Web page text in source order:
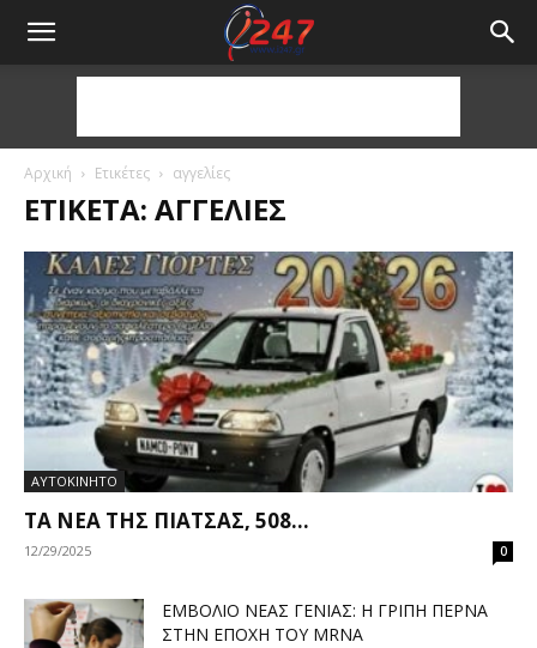
Αρχική Ετικέτες αγγελίες
ΕΤΙΚΈΤΑ: ΑΓΓΕΛΊΕΣ
ΑΥΤΟΚΙΝΗΤΟ
ΤΑ ΝΈΑ ΤΗΣ ΠΙΆΤΣΑΣ, 508…
12/29/2025 0
ΕΜΒΌΛΙΟ ΝΈΑΣ ΓΕΝΙΆΣ: Η ΓΡΊΠΗ ΠΕΡΝΆ
ΣΤΗΝ ΕΠΟΧΉ ΤΟΥ MRNA